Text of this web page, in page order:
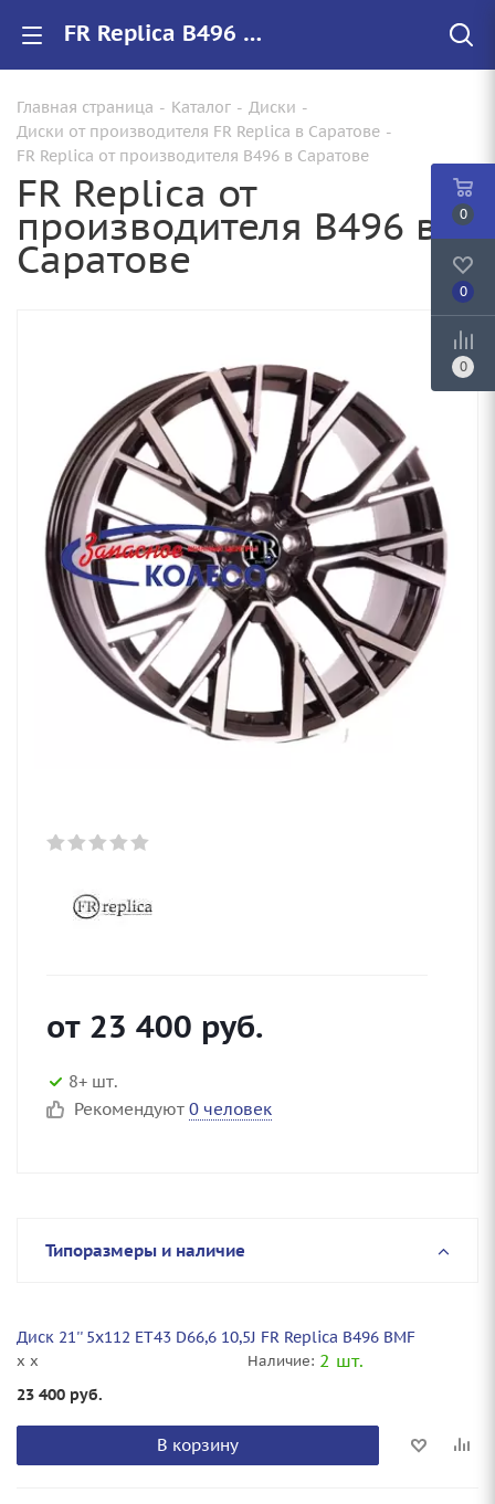
FR Replica B496 купить в Саратове, низкие цены на автомобильные диски
Главная страница - Каталог - Диски -
Диски от производителя FR Replica в Саратове -
FR Replica от производителя B496 в Саратове
FR Replica от
производителя B496 в
Саратове
от 23 400 руб.
8+ шт.
Рекомендуют 0 человек
Типоразмеры и наличие
Диск 21'' 5x112 ET43 D66,6 10,5J FR Replica B496 BMF
x x Наличие: 2 шт.
23 400 руб.
В корзину
0
0
0